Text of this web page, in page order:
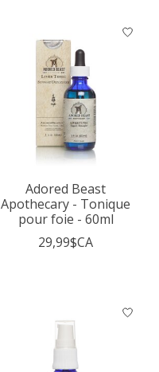
Adored Beast
Apothecary - Tonique
pour foie - 60ml
29,99$CA